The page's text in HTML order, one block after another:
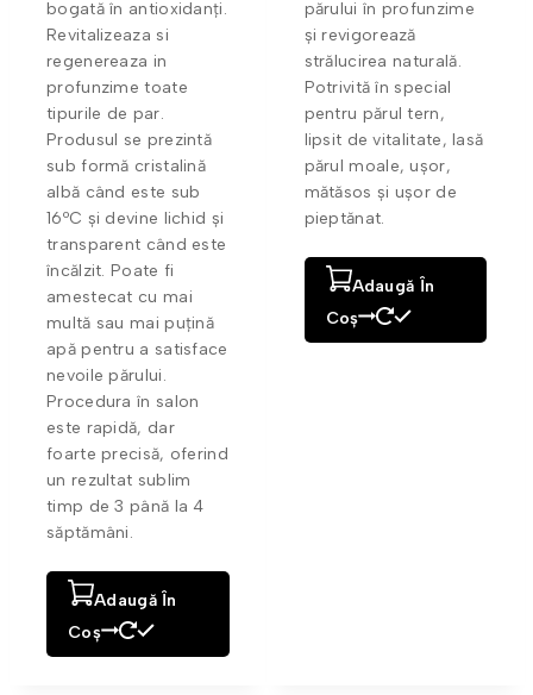
bogată în antioxidanți.
Revitalizeaza si
regenereaza in
profunzime toate
tipurile de par.
Produsul se prezintă
sub formă cristalină
albă când este sub
16ºC și devine lichid și
transparent când este
încălzit. Poate fi
amestecat cu mai
multă sau mai puțină
apă pentru a satisface
nevoile părului.
Procedura în salon
este rapidă, dar
foarte precisă, oferind
un rezultat sublim
timp de 3 până la 4
săptămâni.
Adaugă În
Coș
părului în profunzime
și revigorează
strălucirea naturală.
Potrivită în special
pentru părul tern,
lipsit de vitalitate, lasă
părul moale, ușor,
mătăsos și ușor de
pieptănat.
Adaugă În
Coș